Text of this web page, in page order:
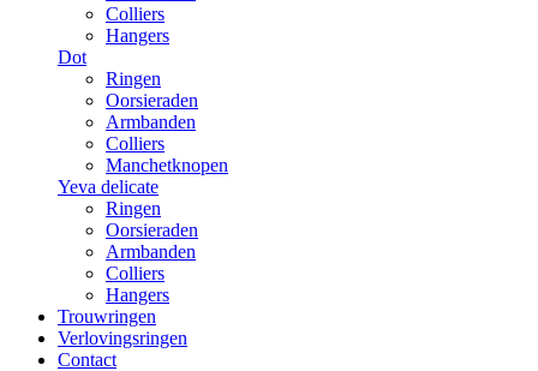
Colliers
Hangers
Dot
Ringen
Oorsieraden
Armbanden
Colliers
Manchetknopen
Yeva delicate
Ringen
Oorsieraden
Armbanden
Colliers
Hangers
Trouwringen
Verlovingsringen
Contact